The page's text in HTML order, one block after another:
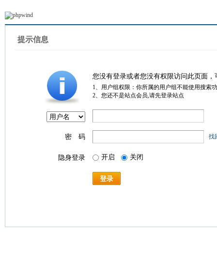
提示信息
您没有登录或者您没有权限访问此页面
1、用户组权限：你所属的用户组不能使用搜索
2、您还不是站点会员,请先登录站点
密 码 找
隐身登录 开启 关闭
登录